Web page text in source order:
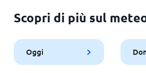
Scopri di più sul
Oggi